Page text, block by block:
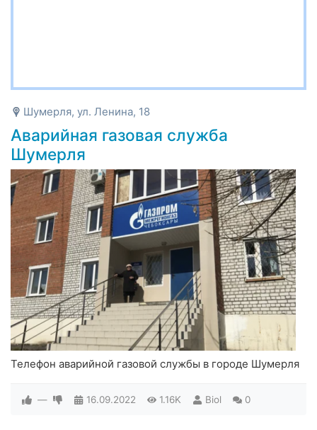
Шумерля, ул. Ленина, 18
Аварийная газовая служба
Шумерля
Телефон аварийной газовой службы в городе Шумерля
— 16.09.2022 1.16K Biol 0